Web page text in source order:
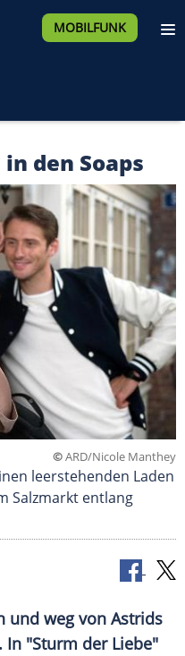
MOBILFUNK
den Soaps
©ARD/Nicole Manthey
leerstehenden Laden
Salzmarkt entlang
und weg von Astrids
"Sturm der Liebe"